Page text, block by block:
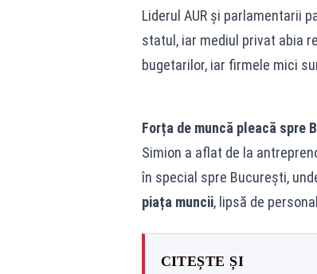
Liderul AUR și parlamentarii
statul, iar mediul privat abia
bugetarilor, iar firmele mici
Forța de muncă pleacă spre
Simion a aflat de la
în special spre București,
piața muncii, lipsă de
CITEȘTE ȘI